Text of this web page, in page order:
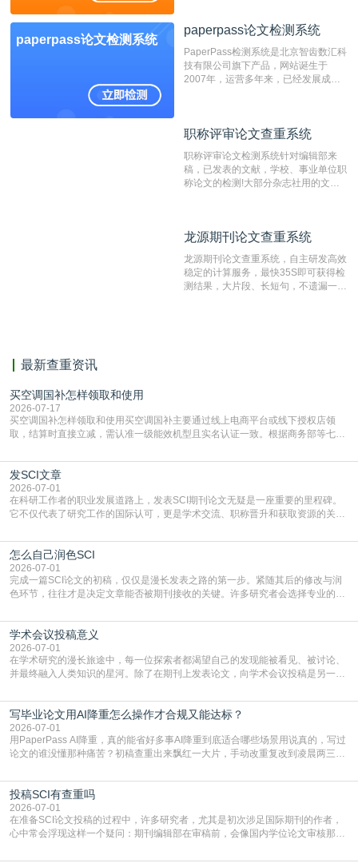
非。其次，相对于知网而言，万方检测
重的推荐系统。
paperpass论文检测系统
paperpass论文检测系统
PaperPass检测系统是北京智齿数汇科
技有限公司旗下产品，网站诞生于
2007年，运营多年来，已经发展成为
检测速度快、精度高，市场反映良好。
职称评审论文查重系统
职称评审论文检测系统针对编辑部来
稿，已发表的文献，学校、事业单位职
称论文的检测!大部分杂志社用的文献
编辑部检测来稿和已发表的文献,检测
测时注意填写第一作者,才能排除已发
表文献复制比。（限制字符数1万）
龙源期刊论文查重系统
龙源期刊论文查重系统，自主研发高效
稳定的计算服务，最快35S即可获得检
测结果，大片段、长短句，不遗漏一处
最新查重资讯
买空调国补怎样领取和使用
2026-07-17
买空调国补怎样领取和使用买空调国补主要通过线上电商平台或线下授权店领
取，结算时直接立减‌，需认准一级能效机型且实名认证一致。根据商务部等七部
能领到补贴首选‌京东APP‌搜索专属口令(如【家电补贴1637】、【国补立省
4949】等，口令会随活动更新，以页面显示为准)进入补贴专场。淘宝/天猫也可
复制粘贴【8$FKFGgJq
发SCI文章
2026-07-01
在科研工作者的职业发展道路上，发表SCI期刊论文无疑是一座重要的里程碑。
它不仅代表了研究工作的国际认可，更是学术交流、职称晋升和获取资源的关键
战与困惑。从选题立意到投稿回应，每一步都需要精心的策略与扎实的工作。本
篇AEIC学术交流中心小编就为大家介绍“发SCI文章”。一、精准定位是成功的第
一步发表SCI文章，首要解决的问题是“投
怎么自己润色SCI
2026-07-01
完成一篇SCI论文的初稿，仅仅是漫长发表之路的第一步。紧随其后的修改与润
色环节，往往才是决定文章能否被期刊接收的关键。许多研究者会选择专业的语
质量，更能在此过程中深化对学术写作的理解。如何系统、高效地打磨自己的论
文，使其在语言和学术表达上更符合国际期刊的要求，是每位研究者值得投入学
习的技能。本篇AEIC学术交流中心小编就为大家介
学术会议投稿意义
2026-07-01
在学术研究的漫长旅途中，每一位探索者都渴望自己的发现能被看见、被讨论、
并最终融入人类知识的星河。除了在期刊上发表论文，向学术会议投稿是另一个
广阔学术天地的大门，连接着个体研究与社会网络。本篇AEIC学术交流中心小编
就为大家介绍“学术会议投稿意义”。一、加速研究成果的传播与反馈学术会议通
常具有周期短、时效性强的特点。相比期刊漫长的
写毕业论文用AI降重怎么操作才合规又能达标？
2026-07-01
用PaperPass AI降重，真的能省好多事AI降重到底适合哪些场景用说真的，写过
论文的谁没懂那种痛苦？初稿查重出来飘红一大片，手动改重复改到凌晨两三
到秃头。这时候靠谱的AI降重真的就是救命稻草，选对工具，半天就能搞定你两
三天都做不完的事。不是所有人都需要用AI降重，但如果你符合下面这些场景，
真的可以试试：初稿写完重复率远超要
投稿SCI有查重吗
2026-07-01
在准备SCI论文投稿的过程中，许多研究者，尤其是初次涉足国际期刊的作者，
心中常会浮现这样一个疑问：期刊编辑部在审稿前，会像国内学位论文审核那
论文的初审通过率。实际上，SCI期刊对重复内容的审查是严谨投稿流程中不可